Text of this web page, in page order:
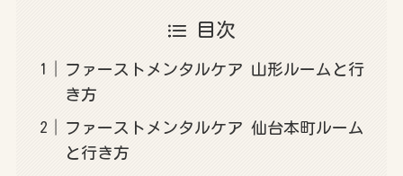
目次
ファーストメンタルケア 山形ルームと行
き方
ファーストメンタルケア 仙台本町ルーム
と行き方